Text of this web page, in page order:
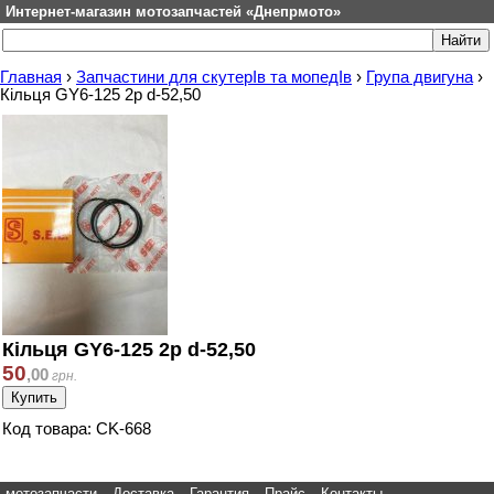
Интернет-магазин мотозапчастей «Днепрмото»
Главная › Запчастини для скутерІв та мопедІв › Група двигуна ›
Кільця GY6-125 2p d-52,50
Кільця GY6-125 2p d-52,50
50,00 грн.
Код товара: CK-668